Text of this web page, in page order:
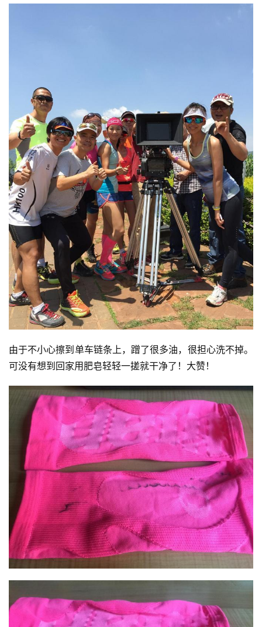
由于不小心擦到单车链条上，蹭了很多油，很担心洗不掉。
可没有想到回家用肥皂轻轻一搓就干净了！大赞！